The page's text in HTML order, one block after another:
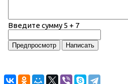
Введите сумму 5 + 7